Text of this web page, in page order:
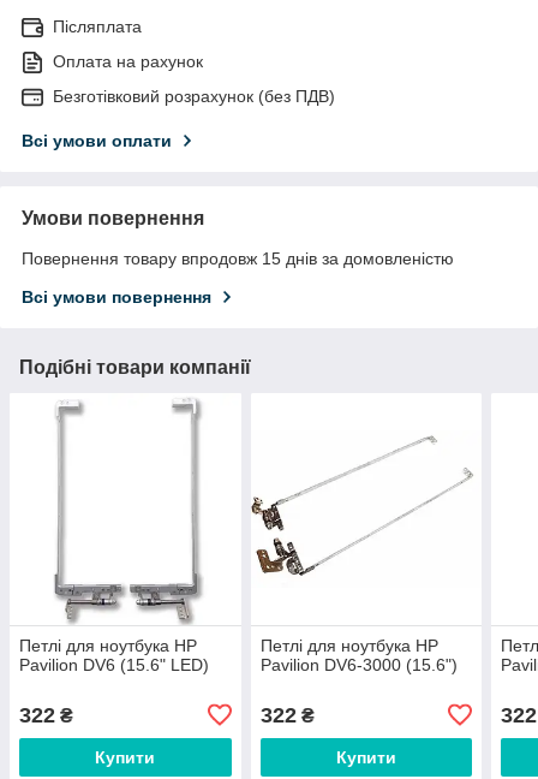
Післяплата
Оплата на рахунок
Безготівковий розрахунок (без ПДВ)
Всі умови оплати
Умови повернення
Повернення товару впродовж 15 днів за домовленістю
Всі умови повернення
Подібні товари компанії
Петлі для ноутбука HP
Pavilion DV6 (15.6" LED)
322 ₴
Купити
Петлі для ноутбука HP
Pavilion DV6-3000 (15.6")
322₴
Купити
322